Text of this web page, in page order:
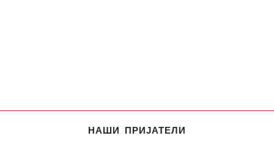
НАШИ ПРИЈАТЕЛИ